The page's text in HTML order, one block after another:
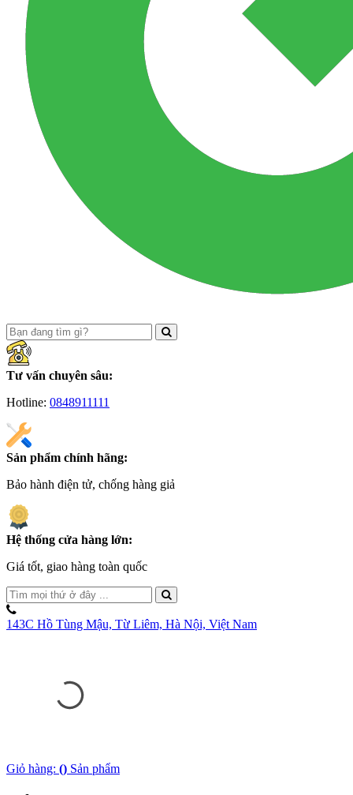
Tư vấn chuyên sâu:
Hotline: 0848911111
Sản phẩm chính hãng:
Bảo hành điện tử, chống hàng giả
Hệ thống cửa hàng lớn:
Giá tốt, giao hàng toàn quốc
143C Hồ Tùng Mậu, Từ Liêm, Hà Nội, Việt Nam
Giỏ hàng: () Sản phẩm